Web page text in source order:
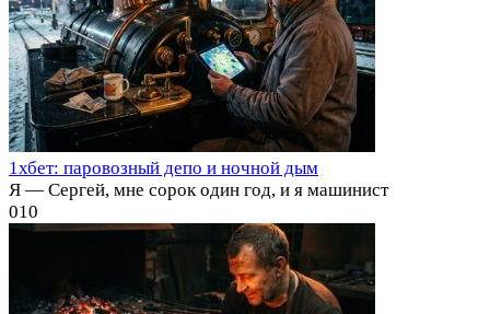
1хбет: паровозный депо и ночной дым
Я — Сергей, мне сорок один год, и я машинист
010